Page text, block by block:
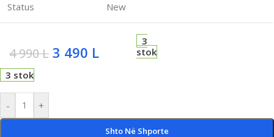
Status New
4 990L 3 490 L
3
stok
3 stok
- +
Shto Në Shporte